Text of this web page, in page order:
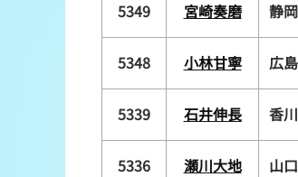
5349 宮崎奏磨 静岡
5348 小林甘寧 広島
5339 石井伸長 香川
5336 瀬川大地 山口